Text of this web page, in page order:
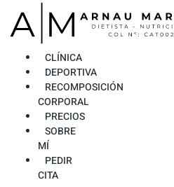
contenido
CLÍNICA
DEPORTIVA
RECOMPOSICIÓN
CORPORAL
PRECIOS
SOBRE
MÍ
PEDIR
CITA